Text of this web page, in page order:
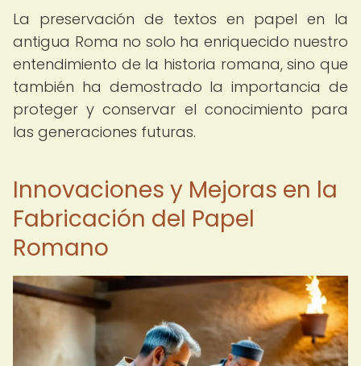
La preservación de textos en papel en la
antigua Roma no solo ha enriquecido nuestro
entendimiento de la historia romana, sino que
también ha demostrado la importancia de
proteger y conservar el conocimiento para
las generaciones futuras.
Innovaciones y Mejoras en la
Fabricación del Papel
Romano